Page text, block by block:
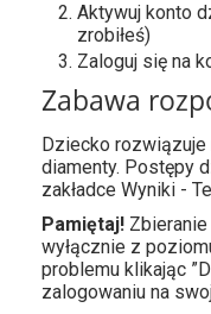
Aktywuj konto
zrobiłeś)
Zaloguj się na
Zabawa
Dziecko
diamenty. Postępy
zakładce Wyniki -
Pamiętaj!
wyłącznie z
problemu klikając
zalogowaniu na